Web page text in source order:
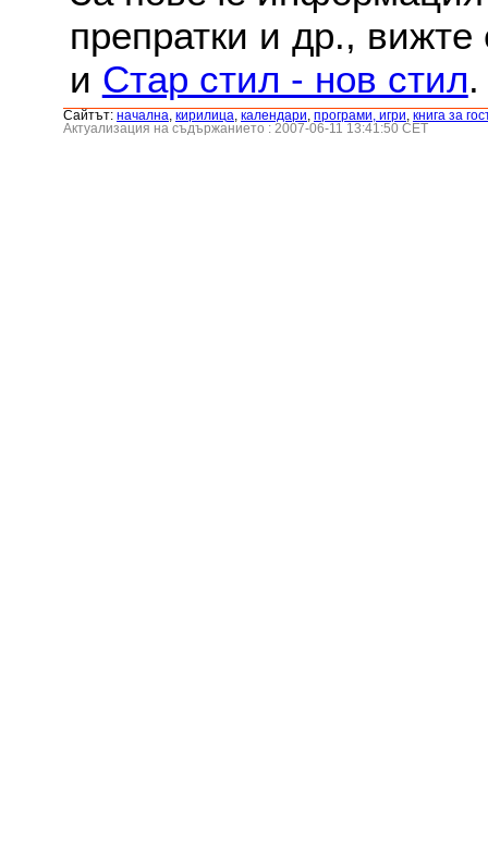
препратки и др.,
и Стар стил - нов стил.
Сайтът: началнa кирилица календари програми, игри книга за
Актуализация на съдържанието : 2007-06-11 13:41:50 CET